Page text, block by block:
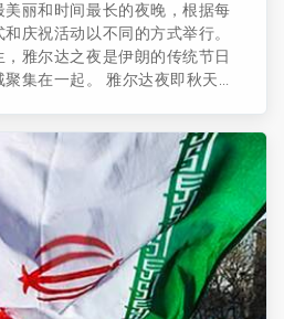
丽和时间最长的夜晚，根据每
庆祝活动以不同的方式举行。
雅尔达之夜是伊朗的传统节日
雅尔达夜即秋天最
榴、坚果和糖果等特殊水果，烹
列王纪等等， 每一个都具有象
的标志。 ...